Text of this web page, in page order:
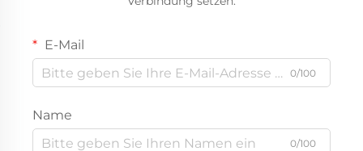
E-Mail
0/100
Name
0/100